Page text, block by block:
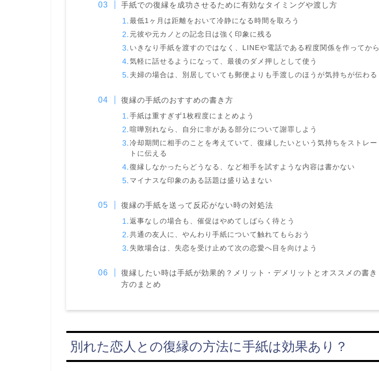
手紙での復縁を成功させるために有効なタイミングや渡し方
最低1ヶ月は距離をおいて冷静になる時間を取ろう
元彼や元カノとの記念日は強く印象に残る
いきなり手紙を渡すのではなく、LINEや電話である程度関係を作ってから
気軽に話せるようになって、最後のダメ押しとして使う
夫婦の場合は、別居していても郵便よりも手渡しのほうが気持ちが伝わる
復縁の手紙のおすすめの書き方
手紙は重すぎず1枚程度にまとめよう
喧嘩別れなら、自分に非がある部分について謝罪しよう
冷却期間に相手のことを考えていて、復縁したいという気持ちをストレー
トに伝える
復縁しなかったらどうなる、など相手を試すような内容は書かない
マイナスな印象のある話題は盛り込まない
復縁の手紙を送って反応がない時の対処法
返事なしの場合も、催促はやめてしばらく待とう
共通の友人に、やんわり手紙について触れてもらおう
失敗場合は、失恋を受け止めて次の恋愛へ目を向けよう
復縁したい時は手紙が効果的？メリット・デメリットとオススメの書き
方のまとめ
別れた恋人との復縁の方法に手紙は効果あり？